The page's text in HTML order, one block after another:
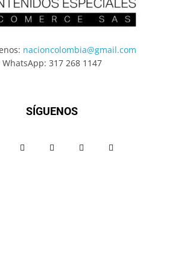
nacioncolombia@gmail.com
WhatsApp: 317 268 1147
SÍGUENOS